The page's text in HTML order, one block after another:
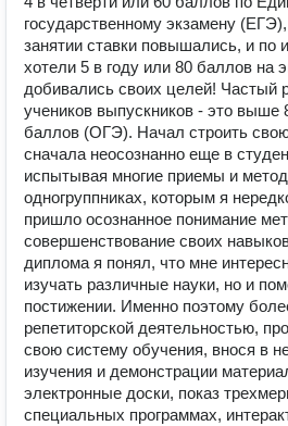
государственному экзамену
занятии ставки повышались, и по
хотели 5 в году или 80 баллов на
добивались своих целей! Частый
учеников выпускников - это
баллов (ОГЭ). Начал строить
сначала неосознанно еще в
испытывая многие приемы и
одногруппниках, которым я
пришло осознанное понимание
совершенствование своих
диплома я понял, что мне
изучать различные науки, но и
постижении. Именно поэтому
репетиторской деятельностью,
свою систему обучения, внося в
изучения и демонстрации
электронные доски, показ
специальных программах,